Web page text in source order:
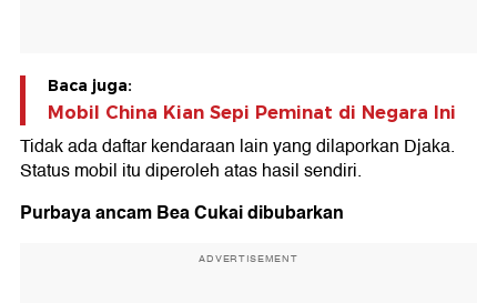
Baca juga:
Mobil China Kian Sepi Peminat di Negara Ini
Tidak ada daftar kendaraan lain yang dilaporkan Djaka.
Status mobil itu diperoleh atas hasil sendiri.
Purbaya ancam Bea Cukai dibubarkan
ADVERTISEMENT